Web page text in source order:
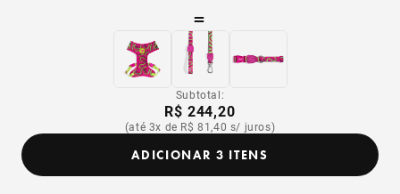
=
Subtotal:
R$ 244,20
(até 3x de R$ 81,40 s/ juros)
ADICIONAR 3 ITENS